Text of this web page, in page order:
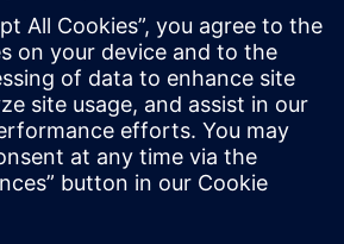
La gestión de la BOM le permite
mecánicas, eléctricas y de software
incluyendo funcionalidades,
Representa toda la máquina y
disciplinas.
cómo gestionar la lista de
con la ingeniería mecánica avanzada